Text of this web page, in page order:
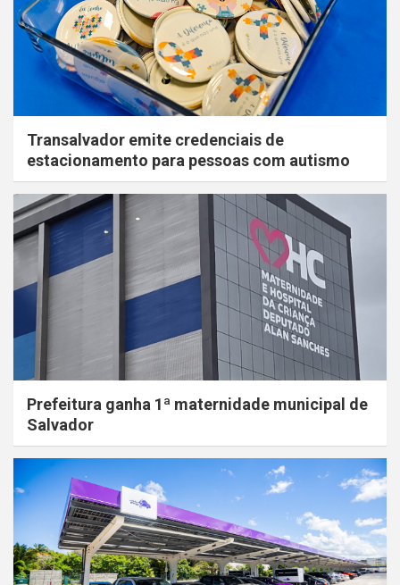
Transalvador emite credenciais de
estacionamento para pessoas com autismo
Prefeitura ganha 1ª maternidade municipal de
Salvador